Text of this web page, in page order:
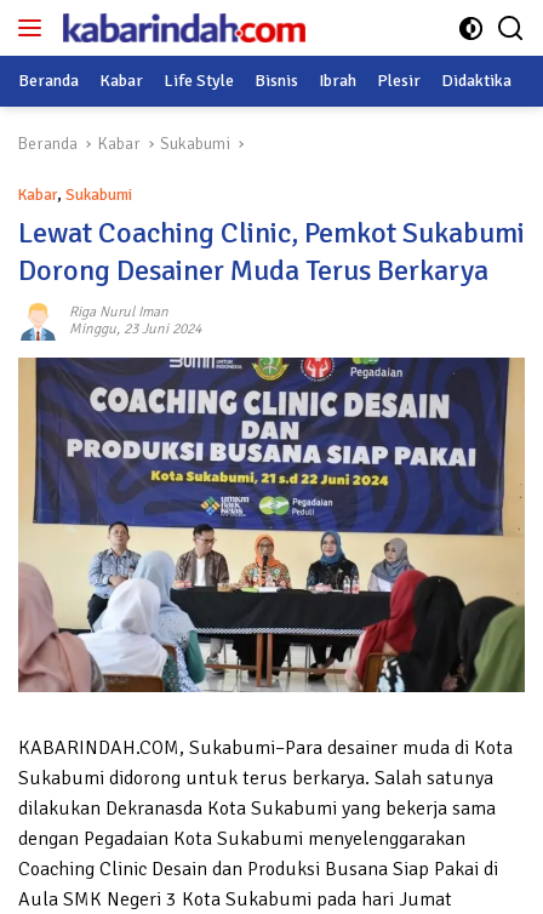
Langsung
Beranda Kabar Life Style Bisnis Ibrah Plesir Didaktika
Beranda Kabar Sukabumi
Kabar, Sukabumi
Lewat Coaching Clinic, Pemkot Sukabumi
Dorong Desainer Muda Terus Berkarya
Riga Nurul Iman
Minggu, 23 Juni 2024
KABARINDAH.COM, Sukabumi–Para desainer muda di Kota
Sukabumi didorong untuk terus berkarya. Salah satunya
dilakukan Dekranasda Kota Sukabumi yang bekerja sama
dengan Pegadaian Kota Sukabumi menyelenggarakan
Coaching Clinic Desain dan Produksi Busana Siap Pakai di
Aula SMK Negeri 3 Kota Sukabumi pada hari Jumat